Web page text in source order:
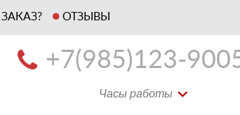
ОТЗЫВЫ
+7(985)123-
Часы работы